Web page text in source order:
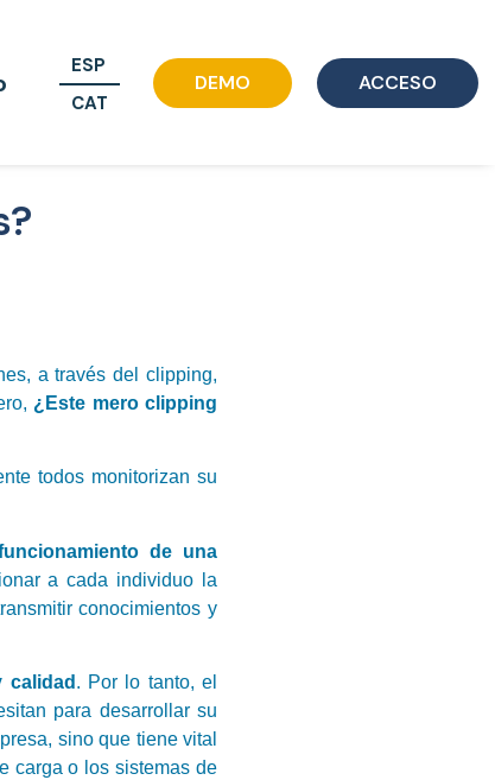
ESP
CAT
DEMO ACCESO
a través del clipping,
¿Este mero clipping
todos monitorizan su
de una
a cada individuo la
conocimientos y
. Por lo tanto, el
para desarrollar su
sino que tiene vital
carga o los sistemas de